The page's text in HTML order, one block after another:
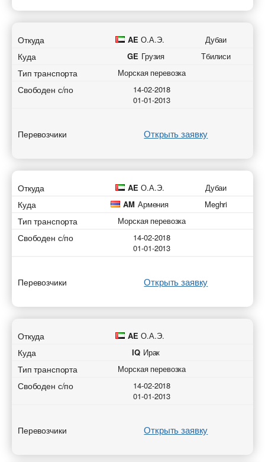
Откуда AE О.А.Э. Дубаи
Куда GE Грузия Тбилиси
Тип транспорта Морская перевозка
Свободен с/по
14-02-2018
01-01-2013
Перевозчики Открыть заявку
Откуда AE О.А.Э. Дубаи
Куда AM Армения Meghri
Тип транспорта Морская перевозка
Свободен с/по
14-02-2018
01-01-2013
Перевозчики Открыть заявку
Откуда AE О.А.Э.
Куда IQ Ирак
Тип транспорта Морская перевозка
Свободен с/по
14-02-2018
01-01-2013
Перевозчики Открыть заявку